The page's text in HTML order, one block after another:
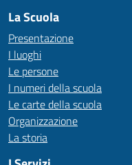
La Scuola
Presentazione
I luoghi
Le persone
I numeri della scuola
Le carte della scuola
Organizzazione
La storia